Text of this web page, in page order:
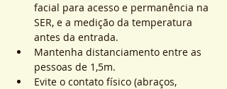
facial para acesso e permanência na
SER, e a medição da temperatura
antes da entrada.
Mantenha distanciamento entre as
pessoas de 1,5m.
Evite o contato físico (abraços,